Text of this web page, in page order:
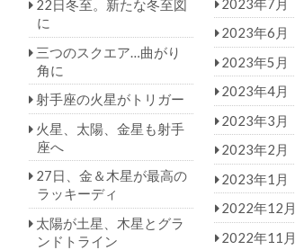
22日冬至。新たな冬至図
に
三つのスクエア…曲がり
角に
射手座の火星がトリガー
火星、太陽、金星も射手
座へ
27日、金＆木星が最高の
ラッキーディ
太陽が土星、木星とグラ
ンドトライン
2023年7月
2023年6月
2023年5月
2023年4月
2023年3月
2023年2月
2023年1月
2022年12月
2022年11月